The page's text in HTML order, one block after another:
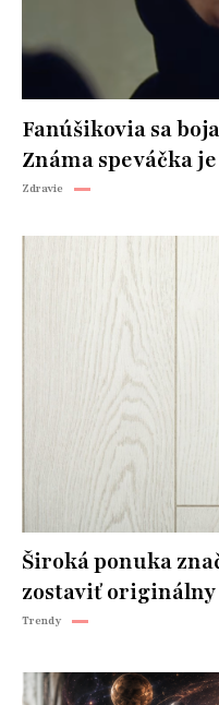
Fanúšikovia sa
Známa speváčka
Zdravie
Široká ponuka
zostaviť
Trendy